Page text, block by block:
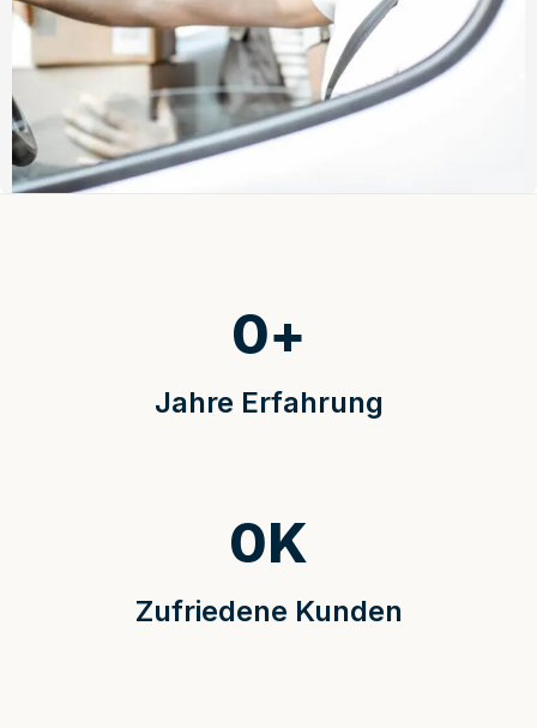
Jahre Erfahrung
0+
Zufriedene Kunden
0K